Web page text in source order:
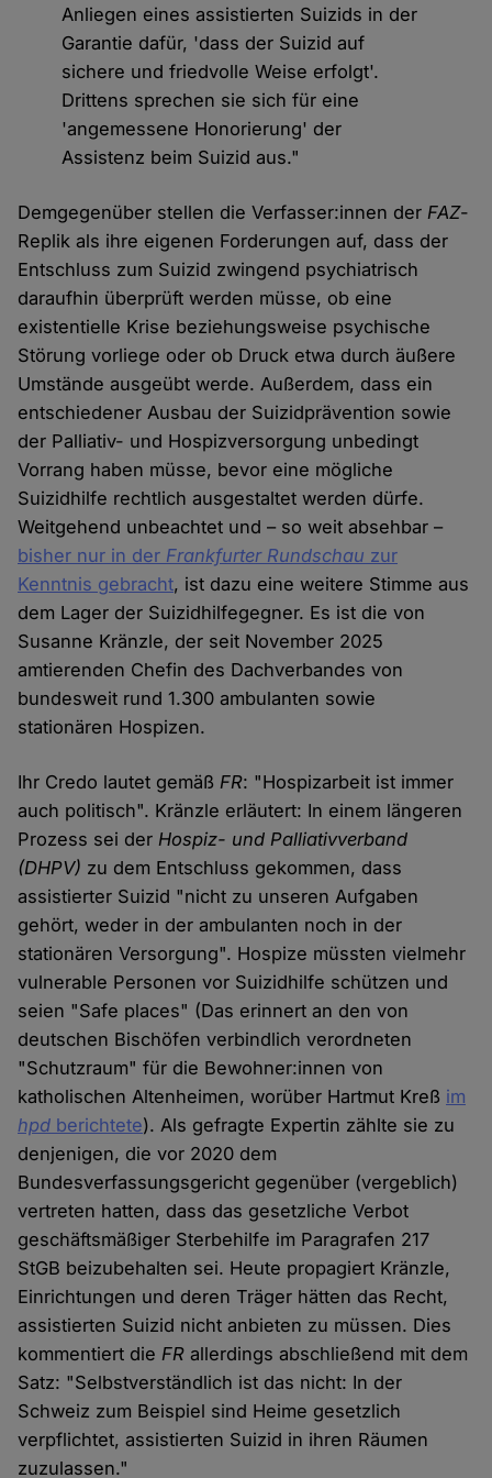
Anliegen eines assistierten Suizids in der
Garantie dafür, 'dass der Suizid auf
sichere und friedvolle Weise erfolgt'.
Drittens sprechen sie sich für eine
'angemessene Honorierung' der
Assistenz beim Suizid aus."
Demgegenüber stellen die Verfasser:innen der FAZ-
Replik als ihre eigenen Forderungen auf, dass der
Entschluss zum Suizid zwingend psychiatrisch
daraufhin überprüft werden müsse, ob eine
existentielle Krise beziehungsweise psychische
Störung vorliege oder ob Druck etwa durch äußere
Umstände ausgeübt werde. Außerdem, dass ein
entschiedener Ausbau der Suizidprävention sowie
der Palliativ- und Hospizversorgung unbedingt
Vorrang haben müsse, bevor eine mögliche
Suizidhilfe rechtlich ausgestaltet werden dürfe.
Weitgehend unbeachtet und – so weit absehbar –
bisher nur in der Frankfurter Rundschau zur
Kenntnis gebracht, ist dazu eine weitere Stimme aus
dem Lager der Suizidhilfegegner. Es ist die von
Susanne Kränzle, der seit November 2025
amtierenden Chefin des Dachverbandes von
bundesweit rund 1.300 ambulanten sowie
stationären Hospizen.
Ihr Credo lautet gemäß FR: "Hospizarbeit ist immer
auch politisch". Kränzle erläutert: In einem längeren
Prozess sei der Hospiz- und Palliativverband
(DHPV) zu dem Entschluss gekommen, dass
assistierter Suizid "nicht zu unseren Aufgaben
gehört, weder in der ambulanten noch in der
stationären Versorgung". Hospize müssten vielmehr
vulnerable Personen vor Suizidhilfe schützen und
seien "Safe places" (Das erinnert an den von
deutschen Bischöfen verbindlich verordneten
"Schutzraum" für die Bewohner:innen von
katholischen Altenheimen, worüber Hartmut Kreß im
hpd berichtete). Als gefragte Expertin zählte sie zu
denjenigen, die vor 2020 dem
Bundesverfassungsgericht gegenüber (vergeblich)
vertreten hatten, dass das gesetzliche Verbot
geschäftsmäßiger Sterbehilfe im Paragrafen 217
StGB beizubehalten sei. Heute propagiert Kränzle,
Einrichtungen und deren Träger hätten das Recht,
assistierten Suizid nicht anbieten zu müssen. Dies
kommentiert die FR allerdings abschließend mit dem
Satz: "Selbstverständlich ist das nicht: In der
Schweiz zum Beispiel sind Heime gesetzlich
verpflichtet, assistierten Suizid in ihren Räumen
zuzulassen."